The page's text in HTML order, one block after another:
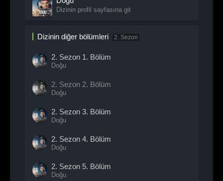
Dizinin profil sayfasına git
Dizinin diğer bölümleri 2. Sezon
2. Sezon 1. Bölüm
Doğu
2. Sezon 2. Bölüm
Doğu
2. Sezon 3. Bölüm
Doğu
2. Sezon 4. Bölüm
Doğu
2. Sezon 5. Bölüm
Doğu